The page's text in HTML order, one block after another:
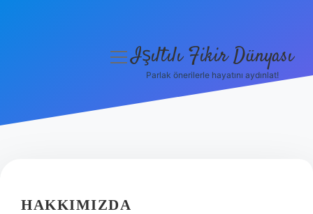
menüyüIşıltılı Fikir Dünyası
Parlak önerilerle hayatını aydınlat!
HAKKIMIZDA